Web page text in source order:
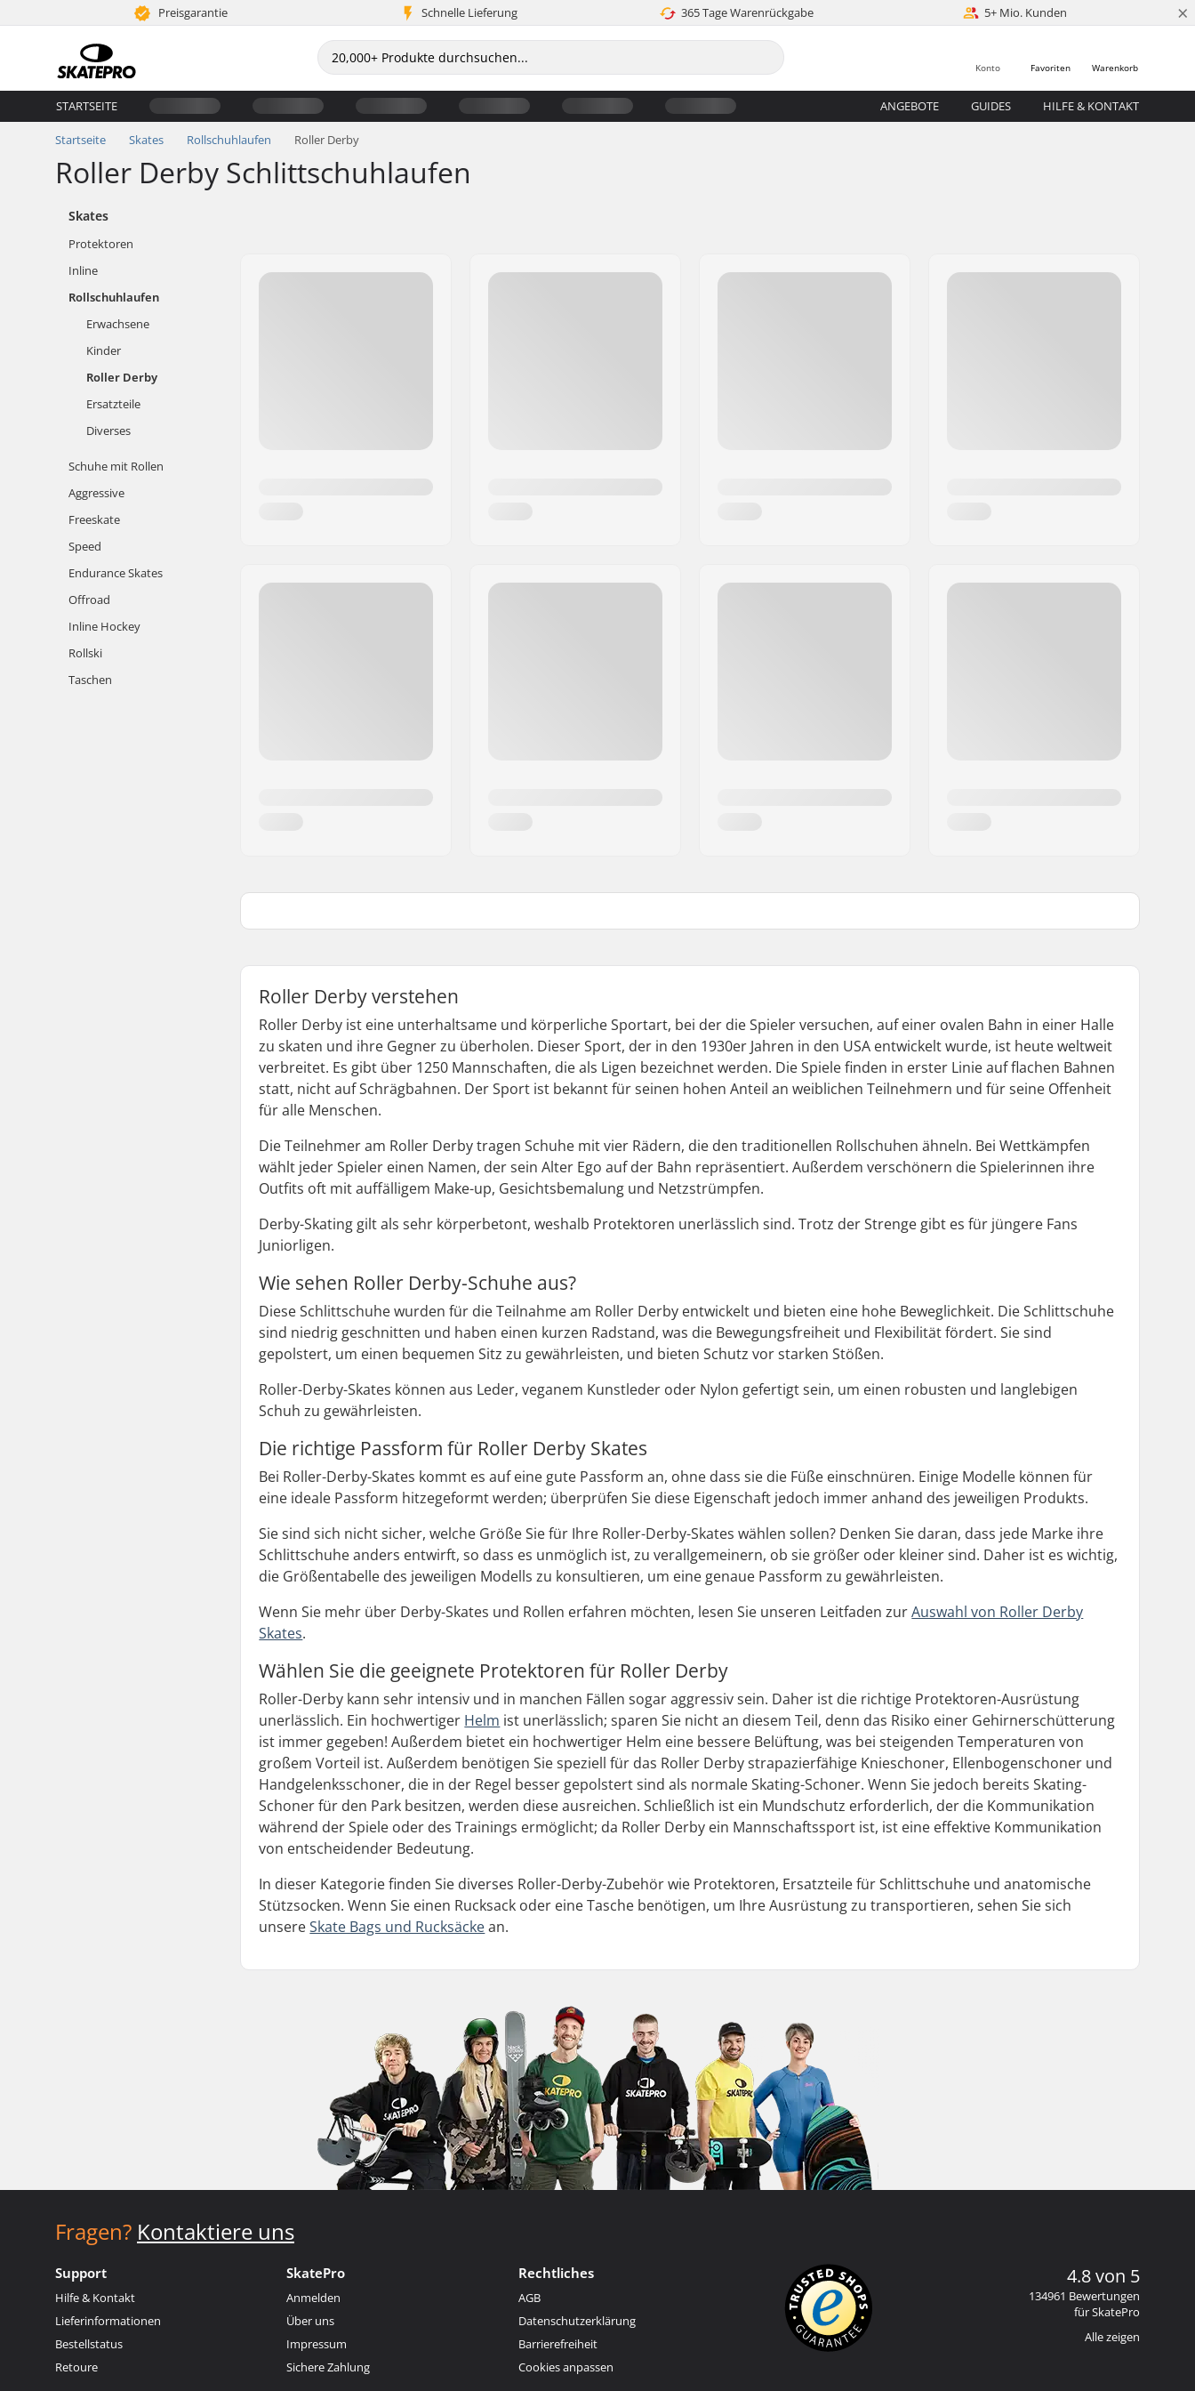
Preisgarantie Schnelle Lieferung 365 Tage Warenrückgabe 5+ Mio. Kunden ×
Warenkorb
Favoriten
Konto
STARTSEITE ANGEBOTE GUIDES HILFE & KONTAKT
Startseite Skates Rollschuhlaufen Roller Derby
Roller Derby Schlittschuhlaufen
Skates
Protektoren
Inline
Rollschuhlaufen
Erwachsene
Kinder
Roller Derby
Ersatzteile
Diverses
Schuhe mit Rollen
Aggressive
Freeskate
Speed
Endurance Skates
Offroad
Inline Hockey
Rollski
Taschen
Roller Derby verstehen
Roller Derby ist eine unterhaltsame und körperliche Sportart, bei der die Spieler versuchen, auf einer ovalen Bahn in einer Halle
zu skaten und ihre Gegner zu überholen. Dieser Sport, der in den 1930er Jahren in den USA entwickelt wurde, ist heute weltweit
verbreitet. Es gibt über 1250 Mannschaften, die als Ligen bezeichnet werden. Die Spiele finden in erster Linie auf flachen Bahnen
statt, nicht auf Schrägbahnen. Der Sport ist bekannt für seinen hohen Anteil an weiblichen Teilnehmern und für seine Offenheit
für alle Menschen.
Die Teilnehmer am Roller Derby tragen Schuhe mit vier Rädern, die den traditionellen Rollschuhen ähneln. Bei Wettkämpfen
wählt jeder Spieler einen Namen, der sein Alter Ego auf der Bahn repräsentiert. Außerdem verschönern die Spielerinnen ihre
Outfits oft mit auffälligem Make-up, Gesichtsbemalung und Netzstrümpfen.
Derby-Skating gilt als sehr körperbetont, weshalb Protektoren unerlässlich sind. Trotz der Strenge gibt es für jüngere Fans
Juniorligen.
Wie sehen Roller Derby-Schuhe aus?
Diese Schlittschuhe wurden für die Teilnahme am Roller Derby entwickelt und bieten eine hohe Beweglichkeit. Die Schlittschuhe
sind niedrig geschnitten und haben einen kurzen Radstand, was die Bewegungsfreiheit und Flexibilität fördert. Sie sind
gepolstert, um einen bequemen Sitz zu gewährleisten, und bieten Schutz vor starken Stößen.
Roller-Derby-Skates können aus Leder, veganem Kunstleder oder Nylon gefertigt sein, um einen robusten und langlebigen
Schuh zu gewährleisten.
Die richtige Passform für Roller Derby Skates
Bei Roller-Derby-Skates kommt es auf eine gute Passform an, ohne dass sie die Füße einschnüren. Einige Modelle können für
eine ideale Passform hitzegeformt werden; überprüfen Sie diese Eigenschaft jedoch immer anhand des jeweiligen Produkts.
Sie sind sich nicht sicher, welche Größe Sie für Ihre Roller-Derby-Skates wählen sollen? Denken Sie daran, dass jede Marke ihre
Schlittschuhe anders entwirft, so dass es unmöglich ist, zu verallgemeinern, ob sie größer oder kleiner sind. Daher ist es wichtig,
die Größentabelle des jeweiligen Modells zu konsultieren, um eine genaue Passform zu gewährleisten.
Wenn Sie mehr über Derby-Skates und Rollen erfahren möchten, lesen Sie unseren Leitfaden zurAuswahl von Roller Derby
Skates.
Wählen Sie die geeignete Protektoren für Roller Derby
Roller-Derby kann sehr intensiv und in manchen Fällen sogar aggressiv sein. Daher ist die richtige Protektoren-Ausrüstung
unerlässlich. Ein hochwertiger Helm ist unerlässlich; sparen Sie nicht an diesem Teil, denn das Risiko einer Gehirnerschütterung
ist immer gegeben! Außerdem bietet ein hochwertiger Helm eine bessere Belüftung, was bei steigenden Temperaturen von
großem Vorteil ist. Außerdem benötigen Sie speziell für das Roller Derby strapazierfähige Knieschoner, Ellenbogenschoner und
Handgelenksschoner, die in der Regel besser gepolstert sind als normale Skating-Schoner. Wenn Sie jedoch bereits Skating-
Schoner für den Park besitzen, werden diese ausreichen. Schließlich ist ein Mundschutz erforderlich, der die Kommunikation
während der Spiele oder des Trainings ermöglicht; da Roller Derby ein Mannschaftssport ist, ist eine effektive Kommunikation
von entscheidender Bedeutung.
In dieser Kategorie finden Sie diverses Roller-Derby-Zubehör wie Protektoren, Ersatzteile für Schlittschuhe und anatomische
Stützsocken. Wenn Sie einen Rucksack oder eine Tasche benötigen, um Ihre Ausrüstung zu transportieren, sehen Sie sich
unsereSkate Bags und Rucksäckean.
Fragen? Kontaktiere uns
Support
Hilfe & Kontakt
Lieferinformationen
Bestellstatus
Retoure
SkatePro
Anmelden
Über uns
Impressum
Sichere Zahlung
Rechtliches
AGB
Datenschutzerklärung
Barrierefreiheit
Cookies anpassen
4.8 von 5
134961 Bewertungen
für SkatePro
Alle zeigen